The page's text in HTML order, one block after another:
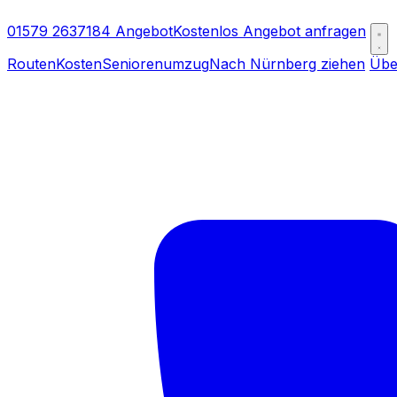
01579 2637184 AngebotKostenlos Angebot anfragen
RoutenKostenSeniorenumzugNach Nürnberg ziehen